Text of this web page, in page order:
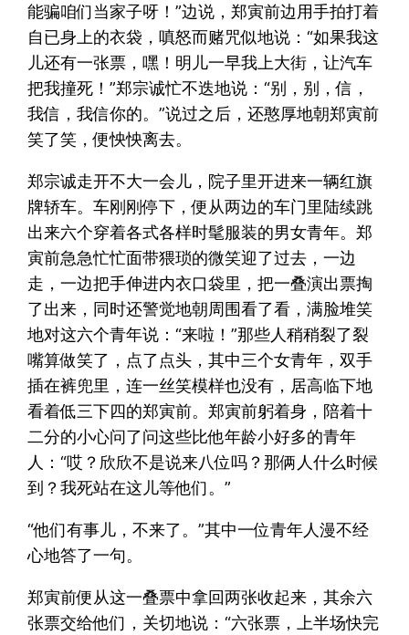
能骗咱们当家子呀！”边说，郑寅前边用手拍打着
自已身上的衣袋，嗔怒而赌咒似地说：“如果我这
儿还有一张票，嘿！明儿一早我上大街，让汽车
把我撞死！”郑宗诚忙不迭地说：“别，别，信，
我信，我信你的。”说过之后，还憨厚地朝郑寅前
笑了笑，便怏怏离去。
郑宗诚走开不大一会儿，院子里开进来一辆红旗
牌轿车。车刚刚停下，便从两边的车门里陆续跳
出来六个穿着各式各样时髦服装的男女青年。郑
寅前急急忙忙面带猥琐的微笑迎了过去，一边
走，一边把手伸进内衣口袋里，把一叠演出票掏
了出来，同时还警觉地朝周围看了看，满脸堆笑
地对这六个青年说：“来啦！”那些人稍稍裂了裂
嘴算做笑了，点了点头，其中三个女青年，双手
插在裤兜里，连一丝笑模样也没有，居高临下地
看着低三下四的郑寅前。郑寅前躬着身，陪着十
二分的小心问了问这些比他年龄小好多的青年
人：“哎？欣欣不是说来八位吗？那俩人什么时候
到？我死站在这儿等他们。”
“他们有事儿，不来了。”其中一位青年人漫不经
心地答了一句。
郑寅前便从这一叠票中拿回两张收起来，其余六
张票交给他们，关切地说：“六张票，上半场快完